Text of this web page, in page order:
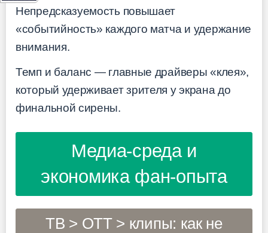
Непредсказуемость повышает
«событийность» каждого матча и удержание
внимания.
Темп и баланс — главные драйверы «клея»,
который удерживает зрителя у экрана до
финальной сирены.
Медиа-среда и
экономика фан-опыта
ТВ > OTT > клипы: как не